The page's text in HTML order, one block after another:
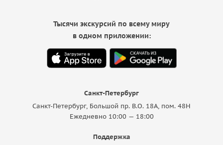
Санкт-Петербург
Санкт-Петербург, Большой пр. В.О. 18A, пом. 48Н
Ежедневно 10:00 — 18:00
Поддержка
Тысячи экскурсий по всему миру
в одном приложении: